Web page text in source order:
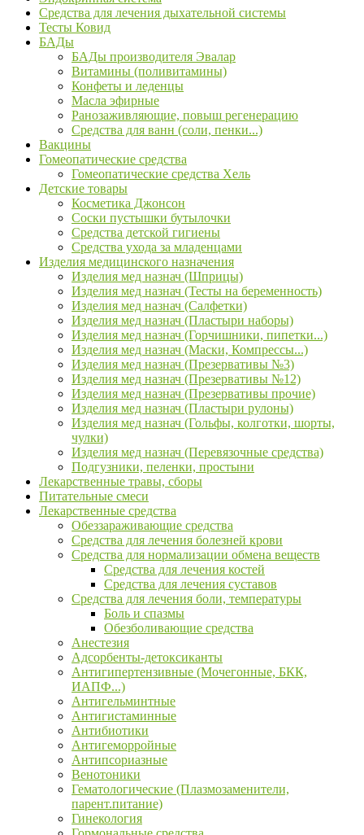
Средства для лечения дыхательной системы
Тесты Ковид
БАДы
БАДы производителя Эвалар
Витамины (поливитамины)
Конфеты и леденцы
Масла эфирные
Ранозаживляющие, повыш регенерацию
Средства для ванн (соли, пенки...)
Вакцины
Гомеопатические средства
Гомеопатические средства Хель
Детские товары
Косметика Джонсон
Соски пустышки бутылочки
Средства детской гигиены
Средства ухода за младенцами
Изделия медицинского назначения
Изделия мед назнач (Шприцы)
Изделия мед назнач (Тесты на беременность)
Изделия мед назнач (Салфетки)
Изделия мед назнач (Пластыри наборы)
Изделия мед назнач (Горчишники, пипетки...)
Изделия мед назнач (Маски, Компрессы...)
Изделия мед назнач (Презервативы №3)
Изделия мед назнач (Презервативы №12)
Изделия мед назнач (Презервативы прочие)
Изделия мед назнач (Пластыри рулоны)
Изделия мед назнач (Гольфы, колготки, шорты,
чулки)
Изделия мед назнач (Перевязочные средства)
Подгузники, пеленки, простыни
Лекарственные травы, сборы
Питательные смеси
Лекарственные средства
Обеззараживающие средства
Средства для лечения болезней крови
Средства для нормализации обмена веществ
Средства для лечения костей
Средства для лечения суставов
Средства для лечения боли, температуры
Боль и спазмы
Обезболивающие средства
Анестезия
Адсорбенты-детоксиканты
Антигипертензивные (Мочегонные, БКК,
ИАПФ...)
Антигельминтные
Антигистаминные
Антибиотики
Антигеморройные
Антипсориазные
Венотоники
Гематологические (Плазмозаменители,
парент.питание)
Гинекология